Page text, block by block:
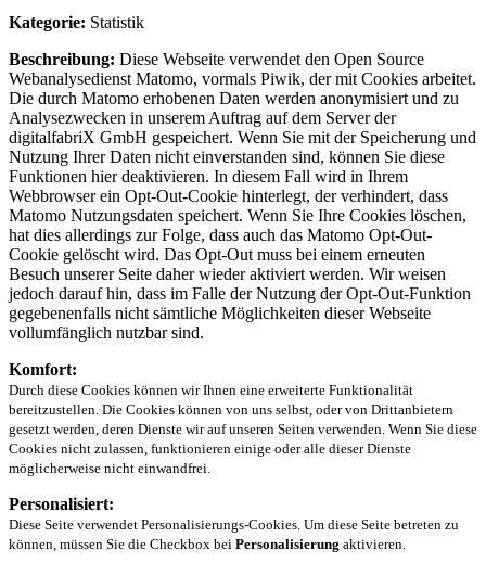
Kategorie: Statistik
Beschreibung: Diese Webseite verwendet den Open Source
Webanalysedienst Matomo, vormals Piwik, der mit Cookies arbeitet.
Die durch Matomo erhobenen Daten werden anonymisiert und zu
Analysezwecken in unserem Auftrag auf dem Server der
digitalfabriX GmbH gespeichert. Wenn Sie mit der Speicherung und
Nutzung Ihrer Daten nicht einverstanden sind, können Sie diese
Funktionen hier deaktivieren. In diesem Fall wird in Ihrem
Webbrowser ein Opt-Out-Cookie hinterlegt, der verhindert, dass
Matomo Nutzungsdaten speichert. Wenn Sie Ihre Cookies löschen,
hat dies allerdings zur Folge, dass auch das Matomo Opt-Out-
Cookie gelöscht wird. Das Opt-Out muss bei einem erneuten
Besuch unserer Seite daher wieder aktiviert werden. Wir weisen
jedoch darauf hin, dass im Falle der Nutzung der Opt-Out-Funktion
gegebenenfalls nicht sämtliche Möglichkeiten dieser Webseite
vollumfänglich nutzbar sind.
Komfort:
Durch diese Cookies können wir Ihnen eine erweiterte Funktionalität
bereitzustellen. Die Cookies können von uns selbst, oder von Drittanbietern
gesetzt werden, deren Dienste wir auf unseren Seiten verwenden. Wenn Sie diese
Cookies nicht zulassen, funktionieren einige oder alle dieser Dienste
möglicherweise nicht einwandfrei.
Personalisiert:
Diese Seite verwendet Personalisierungs-Cookies. Um diese Seite betreten zu
können, müssen Sie die Checkbox bei Personalisierung aktivieren.